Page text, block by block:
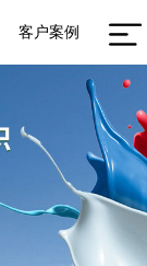
客户案例